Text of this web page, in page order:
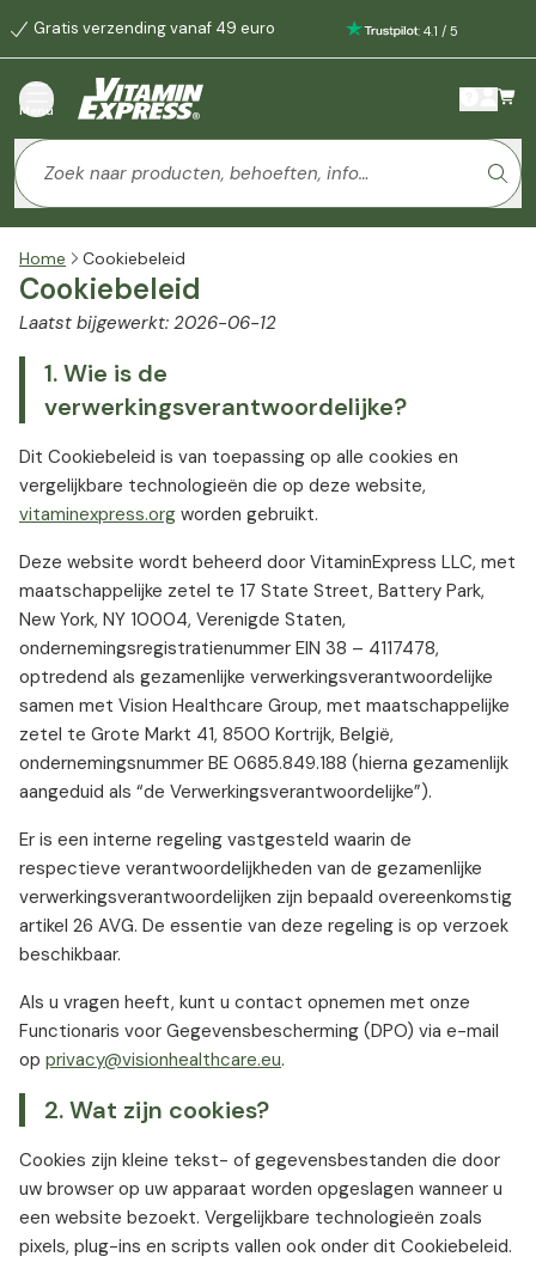
Gratis verzending vanaf 49 euro : 4.1 / 5
Menu
Home Cookiebeleid
Cookiebeleid
Laatst bijgewerkt: 2026-06-12
1. Wie is de
verwerkingsverantwoordelijke?
Dit Cookiebeleid is van toepassing op alle cookies en
vergelijkbare technologieën die op deze website,
vitaminexpress.org worden gebruikt.
Deze website wordt beheerd door VitaminExpress LLC, met
maatschappelijke zetel te 17 State Street, Battery Park,
New York, NY 10004, Verenigde Staten,
ondernemingsregistratienummer EIN 38 – 4117478,
optredend als gezamenlijke verwerkingsverantwoordelijke
samen met Vision Healthcare Group, met maatschappelijke
zetel te Grote Markt 41, 8500 Kortrijk, België,
ondernemingsnummer BE 0685.849.188 (hierna gezamenlijk
aangeduid als “de Verwerkingsverantwoordelijke”).
Er is een interne regeling vastgesteld waarin de
respectieve verantwoordelijkheden van de gezamenlijke
verwerkingsverantwoordelijken zijn bepaald overeenkomstig
artikel 26 AVG. De essentie van deze regeling is op verzoek
beschikbaar.
Als u vragen heeft, kunt u contact opnemen met onze
Functionaris voor Gegevensbescherming (DPO) via e-mail
op privacy@visionhealthcare.eu.
2. Wat zijn cookies?
Cookies zijn kleine tekst- of gegevensbestanden die door
uw browser op uw apparaat worden opgeslagen wanneer u
een website bezoekt. Vergelijkbare technologieën zoals
pixels, plug-ins en scripts vallen ook onder dit Cookiebeleid.